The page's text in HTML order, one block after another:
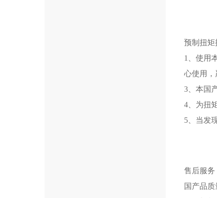
预制扭矩
1、使用
心使用，
3、本国
4、为扭
5、当发
售后服务
国产品